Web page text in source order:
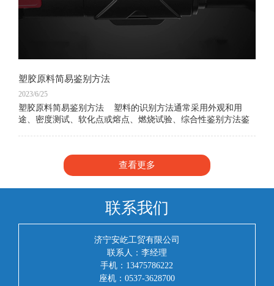
塑胶原料简易鉴别方法
2023/6/25
塑胶原料简易鉴别方法 塑料的识别方法通常采用外观和用
途、密度测试、软化点或熔点、燃烧试验、综合性鉴别方法鉴
查看更多
联系我们
济宁安屹工贸有限公司
联系人：李经理
手机：13475786222
座机：0537-3628700